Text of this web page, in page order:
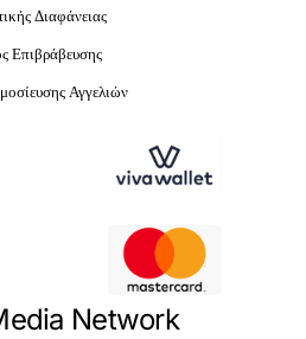
Διαφάνειας
Επιβράβευσης
Αγγελιών
Network